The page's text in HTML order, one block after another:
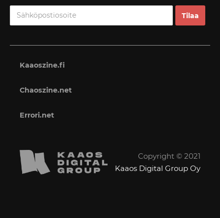
Kaaoszine.fi
Chaoszine.net
Errori.net
Copyright © 2021
Kaaos Digital Group Oy